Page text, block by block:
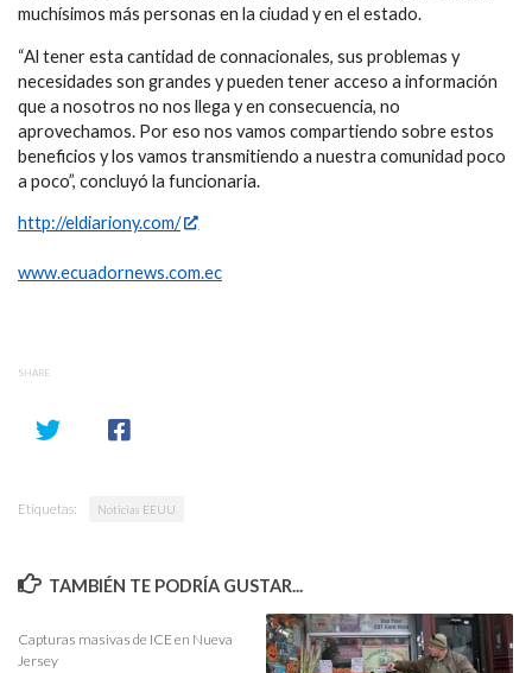
muchísimos más personas en la ciudad y en el estado.
“Al tener esta cantidad de connacionales, sus problemas y
necesidades son grandes y pueden tener acceso a información
que a nosotros no nos llega y en consecuencia, no
aprovechamos. Por eso nos vamos compartiendo sobre estos
beneficios y los vamos transmitiendo a nuestra comunidad poco
a poco”, concluyó la funcionaria.
http://eldiariony.com/
www.ecuadornews.com.ec
SHARE
Etiquetas: Noticias EEUU
TAMBIÉN TE PODRÍA GUSTAR...
Capturas masivas de ICE en Nueva
Jersey